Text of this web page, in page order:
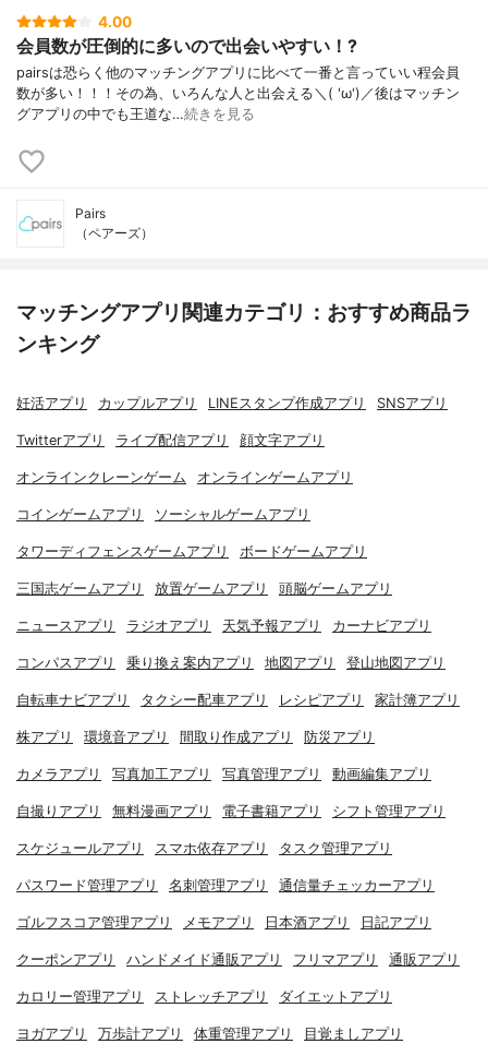
4.00
会員数が圧倒的に多いので出会いやすい！?
pairsは恐らく他のマッチングアプリに比べて一番と言っていい程会員
数が多い！！！その為、いろんな人と出会える＼( 'ω')／後はマッチン
グアプリの中でも王道な…続きを見る
Pairs
（ペアーズ）
マッチングアプリ関連カテゴリ：おすすめ商品ラ
ンキング
妊活アプリ カップルアプリ LINEスタンプ作成アプリ SNSアプリ
Twitterアプリ ライブ配信アプリ 顔文字アプリ
オンラインクレーンゲーム オンラインゲームアプリ
コインゲームアプリ ソーシャルゲームアプリ
タワーディフェンスゲームアプリ ボードゲームアプリ
三国志ゲームアプリ 放置ゲームアプリ 頭脳ゲームアプリ
ニュースアプリ ラジオアプリ 天気予報アプリ カーナビアプリ
コンパスアプリ 乗り換え案内アプリ 地図アプリ 登山地図アプリ
自転車ナビアプリ タクシー配車アプリ レシピアプリ 家計簿アプリ
株アプリ 環境音アプリ 間取り作成アプリ 防災アプリ
カメラアプリ 写真加工アプリ 写真管理アプリ 動画編集アプリ
自撮りアプリ 無料漫画アプリ 電子書籍アプリ シフト管理アプリ
スケジュールアプリ スマホ依存アプリ タスク管理アプリ
パスワード管理アプリ 名刺管理アプリ 通信量チェッカーアプリ
ゴルフスコア管理アプリ メモアプリ 日本酒アプリ 日記アプリ
クーポンアプリ ハンドメイド通販アプリ フリマアプリ 通販アプリ
カロリー管理アプリ ストレッチアプリ ダイエットアプリ
ヨガアプリ 万歩計アプリ 体重管理アプリ 目覚ましアプリ